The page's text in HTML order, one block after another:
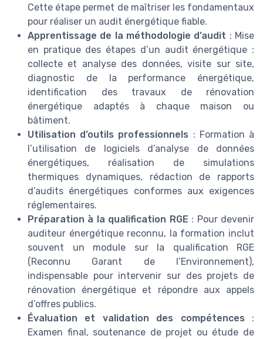
Cette étape permet de maîtriser les fondamentaux
pour réaliser un audit énergétique fiable.
Apprentissage de la méthodologie d’audit : Mise
en pratique des étapes d’un audit énergétique :
collecte et analyse des données, visite sur site,
diagnostic de la performance énergétique,
identification des travaux de rénovation
énergétique adaptés à chaque maison ou
bâtiment.
Utilisation d’outils professionnels : Formation à
l’utilisation de logiciels d’analyse de données
énergétiques, réalisation de simulations
thermiques dynamiques, rédaction de rapports
d’audits énergétiques conformes aux exigences
réglementaires.
Préparation à la qualification RGE : Pour devenir
auditeur énergétique reconnu, la formation inclut
souvent un module sur la qualification RGE
(Reconnu Garant de l’Environnement),
indispensable pour intervenir sur des projets de
rénovation énergétique et répondre aux appels
d’offres publics.
Évaluation et validation des compétences :
Examen final, soutenance de projet ou étude de